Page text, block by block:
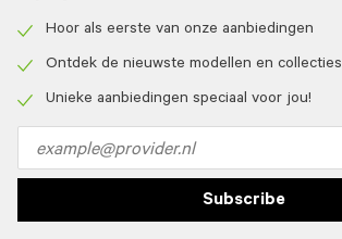
icon
Hoor als eerste van onze aanbiedingen
icon
Ontdek de nieuwste modellen en collecties
Unieke aanbiedingen speciaal voor jou!
address
Subscribe